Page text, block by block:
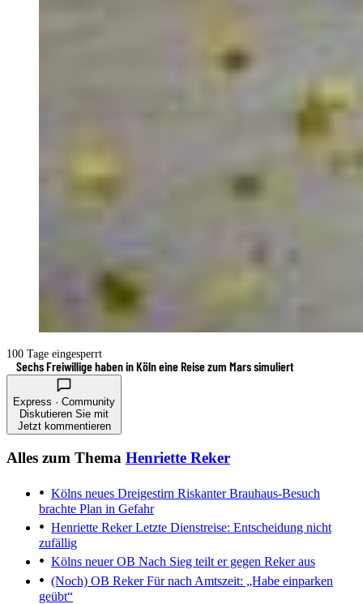
100 Tage eingesperrt
Sechs Freiwillige haben in Köln eine Reise zum Mars simuliert
Express · Community
Diskutieren Sie mit
Jetzt kommentieren
Alles zum Thema Henriette Reker
Kölns neues Dreigestirn Riskanter Brauhaus-Besuch
brachte Plan in Gefahr
Henriette RekerLetzte Dienstreise: Entscheidung nicht
zufällig
Kölns neuer OB Nach Sieg teilt er gegen Reker aus
(Noch) OB RekerFür nach Amtszeit: „Habe einparken
geübt“